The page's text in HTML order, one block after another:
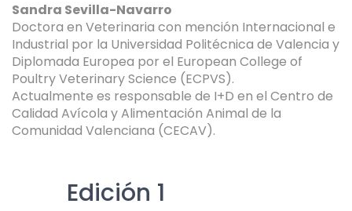
Sandra Sevilla-Navarro
Doctora en Veterinaria con mención Internacional e
Industrial por la Universidad Politécnica de Valencia y
Diplomada Europea por el European College of
Poultry Veterinary Science (ECPVS).
Actualmente es responsable de I+D en el Centro de
Calidad Avícola y Alimentación Animal de la
Comunidad Valenciana (CECAV).
Edición 1